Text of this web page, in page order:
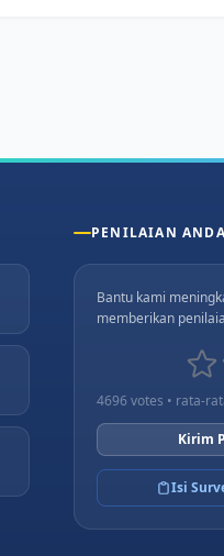
PENILAIAN
Bantu kami
memberikan
4696 votes • rata-
Kirim
Isi